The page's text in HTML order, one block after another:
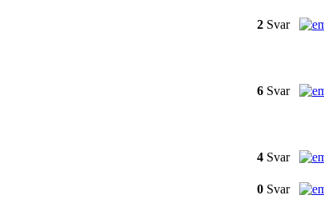
2 Svar
6 Svar
4 Svar
0 Svar